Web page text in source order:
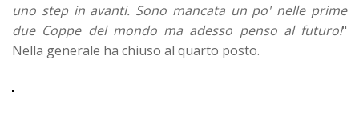
uno step in avanti. Sono mancata un po' nelle prime
due Coppe del mondo ma adesso penso al futuro!"
Nella generale ha chiuso al quarto posto.